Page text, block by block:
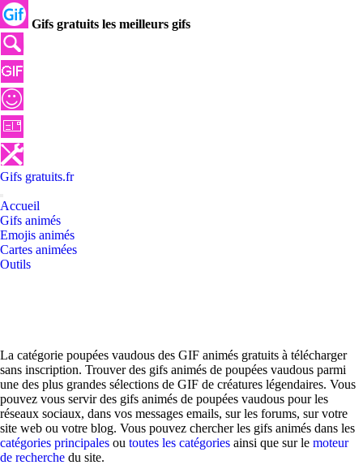
Gifs gratuits les meilleurs gifs
Gifs gratuits.fr
Accueil
Gifs animés
Emojis animés
Cartes animées
Outils
La catégorie poupées vaudous des GIF animés gratuits à télécharger
sans inscription. Trouver des gifs animés de poupées vaudous parmi
une des plus grandes sélections de GIF de créatures légendaires. Vous
pouvez vous servir des gifs animés de poupées vaudous pour les
réseaux sociaux, dans vos messages emails, sur les forums, sur votre
site web ou votre blog. Vous pouvez chercher les gifs animés dans les
catégories principales ou toutes les catégories ainsi que sur le moteur
de recherche du site.